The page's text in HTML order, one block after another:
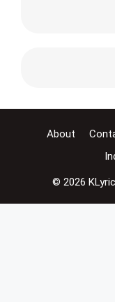
About
© 2026